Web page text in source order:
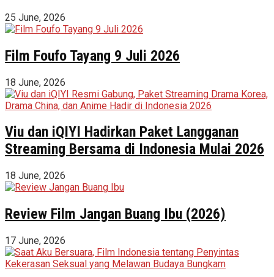
25 June, 2026
Film Foufo Tayang 9 Juli 2026
18 June, 2026
Viu dan iQIYI Hadirkan Paket Langganan
Streaming Bersama di Indonesia Mulai 2026
18 June, 2026
Review Film Jangan Buang Ibu (2026)
17 June, 2026